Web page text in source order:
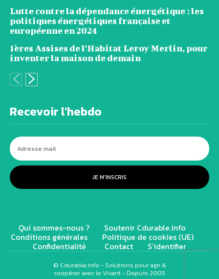
Lutte contre la dépendance énergétique : les
politiques énergétiques française et
européenne en 2024
1ères Assises de l’Habitat Leroy Merlin, pour
inventer la maison de demain
Recevoir l'hebdo
JE M'INSCRIS
Qui sommes-nous ? Soutenir Cdurable.info
Conditions générales Politique de cookies (UE)
Confidentialité Contact S’identifier
© Cdurable.info - Solutions pour agir &
coopérer avec le Vivant - Depuis 2005